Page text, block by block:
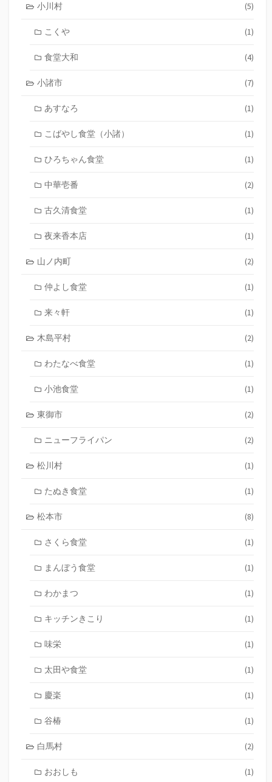
小川村 (5)
こくや (1)
食堂大和 (4)
小諸市 (7)
あすなろ (1)
こばやし食堂（小諸） (1)
ひろちゃん食堂 (1)
中華壱番 (2)
古久清食堂 (1)
夜来香本店 (1)
山ノ内町 (2)
仲よし食堂 (1)
来々軒 (1)
木島平村 (2)
わたなべ食堂 (1)
小池食堂 (1)
東御市 (2)
ニューフライパン (2)
松川村 (1)
たぬき食堂 (1)
松本市 (8)
さくら食堂 (1)
まんぼう食堂 (1)
わかまつ (1)
キッチンきこり (1)
味栄 (1)
太田や食堂 (1)
慶楽 (1)
谷椿 (1)
白馬村 (2)
おおしも (1)